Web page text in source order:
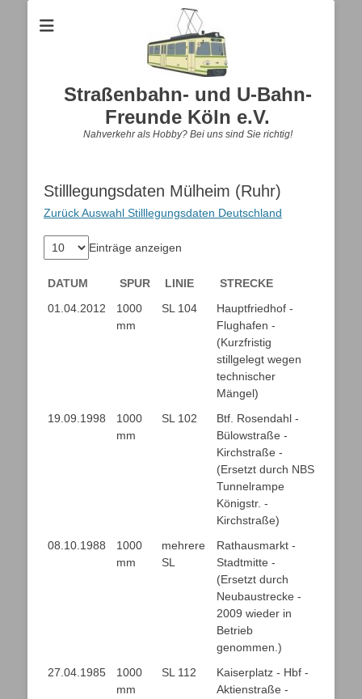
Straßenbahn- und U-Bahn-
Freunde Köln e.V.
Nahverkehr als Hobby? Bei uns sind Sie richtig!
Stilllegungsdaten Mülheim (Ruhr)
Zurück Auswahl Stilllegungsdaten Deutschland
Einträge anzeigen
DATUM SPUR LINIE
STRECKE
DATUM
SPUR LINIE STRECKE
01.04.2012
1000
mm
SL 104
Hauptfriedhof -
Flughafen -
(Kurzfristig
stillgelegt wegen
technischer
Mängel)
19.09.1998
1000
mm
SL 102
Btf. Rosendahl -
Bülowstraße -
Kirchstraße -
(Ersetzt durch NBS
Tunnelrampe
Königstr. -
Kirchstraße)
08.10.1988
1000
mm
mehrere
SL
Rathausmarkt -
Stadtmitte -
(Ersetzt durch
Neubaustrecke -
2009 wieder in
Betrieb
genommen.)
27.04.1985
1000
mm
SL 112
Kaiserplatz - Hbf -
Aktienstraße -